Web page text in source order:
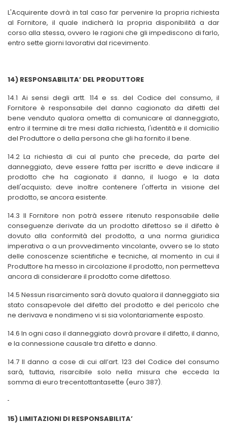
L'Acquirente dovrà in tal caso far pervenire la propria richiesta
al Fornitore, il quale indicherà la propria disponibilità a dar
corso alla stessa, ovvero le ragioni che gli impediscono di farlo,
entro sette giorni lavorativi dal ricevimento.
14) RESPONSABILITA’ DEL PRODUTTORE
14.1 Ai sensi degli artt. 114 e ss. del Codice del consumo, il
Fornitore è responsabile del danno cagionato da difetti del
bene venduto qualora ometta di comunicare al danneggiato,
entro il termine di tre mesi dalla richiesta, l'identità e il domicilio
del Produttore o della persona che gli ha fornito il bene.
14.2 La richiesta di cui al punto che precede, da parte del
danneggiato, deve essere fatta per iscritto e deve indicare il
prodotto che ha cagionato il danno, il luogo e la data
dell'acquisto; deve inoltre contenere l'offerta in visione del
prodotto, se ancora esistente.
14.3 Il Fornitore non potrà essere ritenuto responsabile delle
conseguenze derivate da un prodotto difettoso se il difetto è
dovuto alla conformità del prodotto, a una norma giuridica
imperativa o a un provvedimento vincolante, ovvero se lo stato
delle conoscenze scientifiche e tecniche, al momento in cui il
Produttore ha messo in circolazione il prodotto, non permetteva
ancora di considerare il prodotto come difettoso.
14.5 Nessun risarcimento sarà dovuto qualora il danneggiato sia
stato consapevole del difetto del prodotto e del pericolo che
ne derivava e nondimeno vi si sia volontariamente esposto.
14.6 In ogni caso il danneggiato dovrà provare il difetto, il danno,
e la connessione causale tra difetto e danno.
14.7 Il danno a cose di cui all’art. 123 del Codice del consumo
sarà, tuttavia, risarcibile solo nella misura che ecceda la
somma di euro trecentottantasette (euro 387).
15) LIMITAZIONI DI RESPONSABILITA’